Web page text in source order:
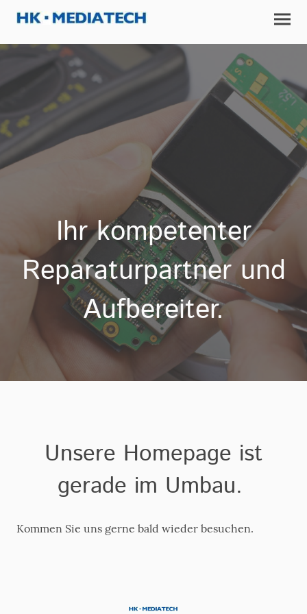
Ihr kompetenter
Reparaturpartner und
Aufbereiter.
Unsere Homepage ist
gerade im Umbau.
Kommen Sie uns gerne bald wieder besuchen.